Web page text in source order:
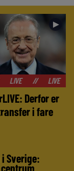
►
LIVE // LIVE
Derfor er
i fare
Sverige: